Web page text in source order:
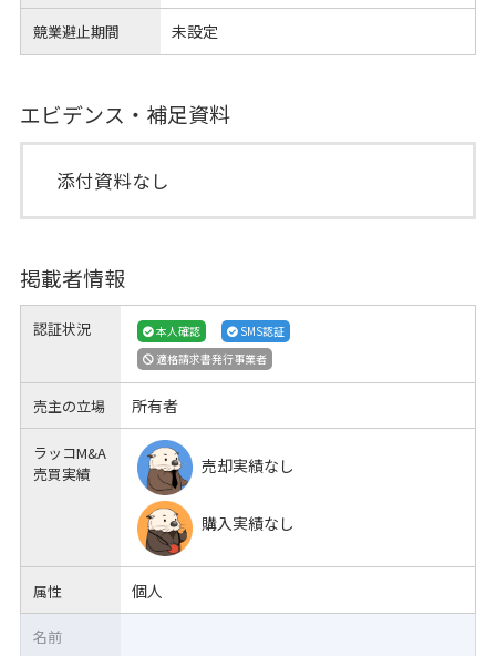
競業避止期間 未設定
エビデンス・補足資料
添付資料なし
掲載者情報
認証状況 本人確認
SMS認証
適格請求書発行事業者
売主の立場 所有者
ラッコM&A
売買実績
売却実績なし
購入実績なし
属性 個人
名前